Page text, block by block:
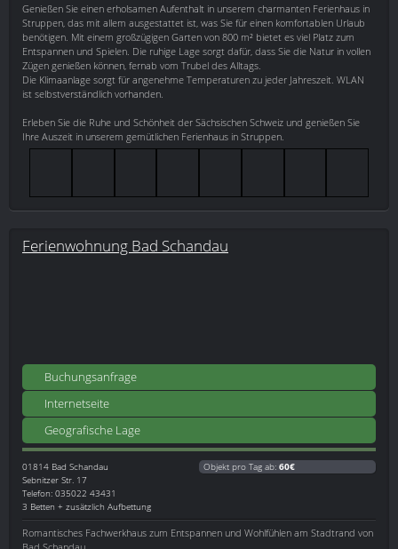
Genießen Sie einen erholsamen Aufenthalt in unserem charmanten Ferienhaus in
Struppen, das mit allem ausgestattet ist, was Sie für einen komfortablen Urlaub
benötigen. Mit einem großzügigen Garten von 800 m² bietet es viel Platz zum
Entspannen und Spielen. Die ruhige Lage sorgt dafür, dass Sie die Natur in vollen
Zügen genießen können, fernab vom Trubel des Alltags.
Die Klimaanlage sorgt für angenehme Temperaturen zu jeder Jahreszeit. WLAN
ist selbstverständlich vorhanden.
Erleben Sie die Ruhe und Schönheit der Sächsischen Schweiz und genießen Sie
Ihre Auszeit in unserem gemütlichen Ferienhaus in Struppen.
Ferienwohnung Bad Schandau
Buchungsanfrage
Internetseite
Geografische Lage
01814 Bad Schandau
Sebnitzer Str. 17
Telefon: 035022 43431
3 Betten + zusätzlich Aufbettung
Objekt pro Tag ab: 60€
Romantisches Fachwerkhaus zum Entspannen und Wohlfühlen am Stadtrand von